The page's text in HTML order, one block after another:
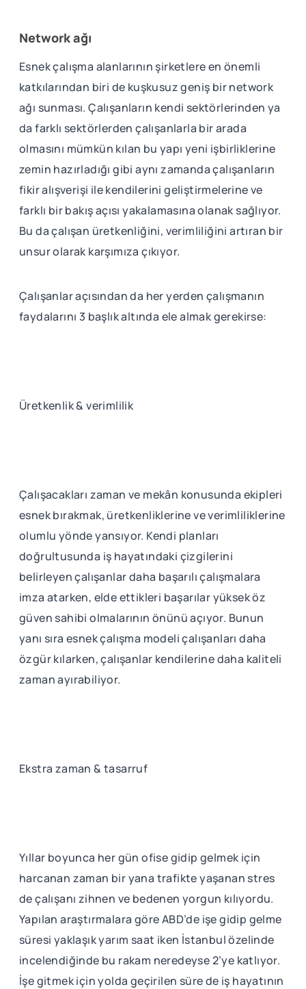
Network ağı
Esnek çalışma alanlarının şirketlere en önemli
katkılarından biri de kuşkusuz geniş bir network
ağı sunması. Çalışanların kendi sektörlerinden ya
da farklı sektörlerden çalışanlarla bir arada
olmasını mümkün kılan bu yapı yeni işbirliklerine
zemin hazırladığı gibi aynı zamanda çalışanların
fikir alışverişi ile kendilerini geliştirmelerine ve
farklı bir bakış açısı yakalamasına olanak sağlıyor.
Bu da çalışan üretkenliğini, verimliliğini artıran bir
unsur olarak karşımıza çıkıyor.
Çalışanlar açısından da her yerden çalışmanın
faydalarını 3 başlık altında ele almak gerekirse:
Üretkenlik & verimlilik
Çalışacakları zaman ve mekân konusunda ekipleri
esnek bırakmak, üretkenliklerine ve verimliliklerine
olumlu yönde yansıyor. Kendi planları
doğrultusunda iş hayatındaki çizgilerini
belirleyen çalışanlar daha başarılı çalışmalara
imza atarken, elde ettikleri başarılar yüksek öz
güven sahibi olmalarının önünü açıyor. Bunun
yanı sıra esnek çalışma modeli çalışanları daha
özgür kılarken, çalışanlar kendilerine daha kaliteli
zaman ayırabiliyor.
Ekstra zaman & tasarruf
Yıllar boyunca her gün ofise gidip gelmek için
harcanan zaman bir yana trafikte yaşanan stres
de çalışanı zihnen ve bedenen yorgun kılıyordu.
Yapılan araştırmalara göre ABD’de işe gidip gelme
süresi yaklaşık yarım saat iken İstanbul özelinde
incelendiğinde bu rakam neredeyse 2’ye katlıyor.
İşe gitmek için yolda geçirilen süre de iş hayatının